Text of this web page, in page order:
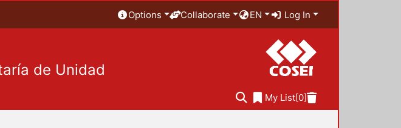
Options Collaborate EN Log In
de Unidad
My List[0]